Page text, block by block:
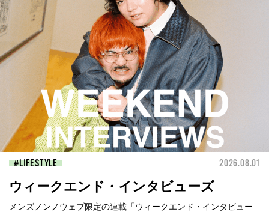
LIFESTYLE 2026.08.01
ウィークエンド・インタビューズ
メンズノンノウェブ限定の連載「ウィークエンド・インタビュー